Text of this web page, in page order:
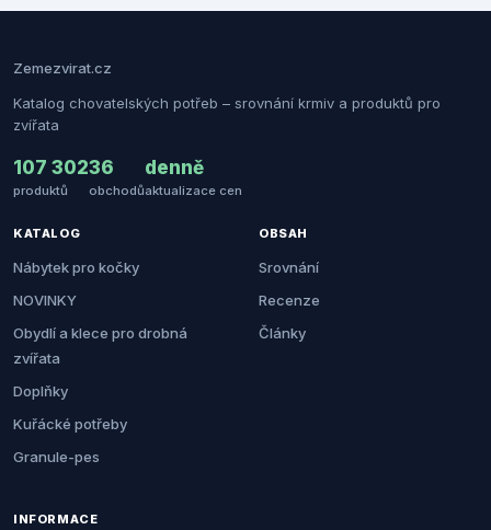
Zemezvirat.cz
Katalog chovatelských potřeb – srovnání krmiv a produktů pro
zvířata
107 302
produktů
36
obchodů
denně
aktualizace cen
KATALOG
Nábytek pro kočky
NOVINKY
Obydlí a klece pro drobná
zvířata
Doplňky
Kuřácké potřeby
Granule-pes
OBSAH
Srovnání
Recenze
Články
INFORMACE